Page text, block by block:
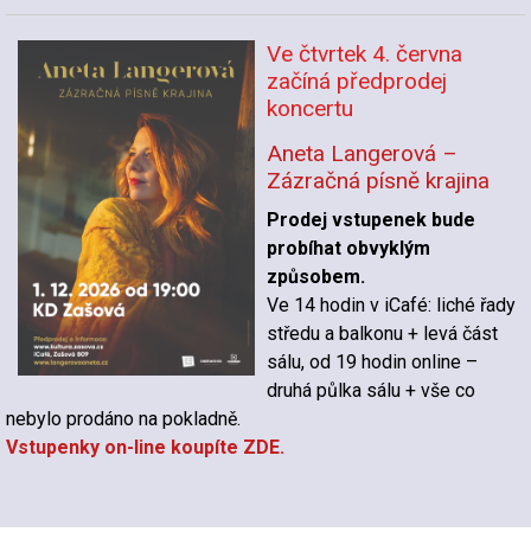
Ve čtvrtek 4. června
začíná předprodej
koncertu
Aneta Langerová –
Zázračná písně krajina
Prodej vstupenek bude
probíhat obvyklým
způsobem.
Ve 14 hodin v iCafé: liché řady
středu a balkonu + levá část
sálu, od 19 hodin online –
druhá půlka sálu + vše co
nebylo prodáno na pokladně.
Vstupenky on-line koupíte ZDE.